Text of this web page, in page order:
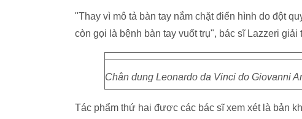
"Thay vì mô tả bàn tay nắm chặt điển hình do đột
còn gọi là bệnh bàn tay vuốt trụ", bác sĩ Lazzeri giải
Chân dung Leonardo da Vinci do Giovanni
Tác phẩm thứ hai được các bác sĩ xem xét là bản